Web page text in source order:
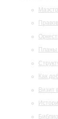
Планы
Как
Визит